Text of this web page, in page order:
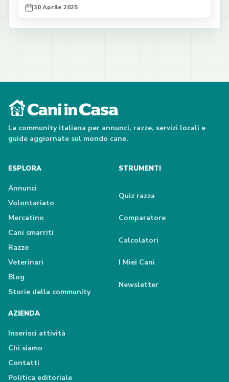
30 Aprile 2025
La community italiana per annunci, razze, servizi locali e
guide aggiornate sul mondo cane.
ESPLORA
Annunci
Volontariato
Mercatino
Cani smarriti
Razze
Veterinari
Blog
Storie della community
STRUMENTI
Quiz razza
Comparatore
Calcolatori
I Miei Cani
Newsletter
AZIENDA
Inserisci attività
Chi siamo
Contatti
Politica editoriale